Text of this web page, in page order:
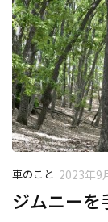
車のこと 2023年9
ジムニー